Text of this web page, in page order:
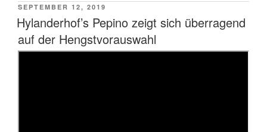
VERÖFFENTLICHT
AM
SEPTEMBER 12, 2019
Hylanderhof’s Pepino zeigt sich überragend
auf der Hengstvorauswahl